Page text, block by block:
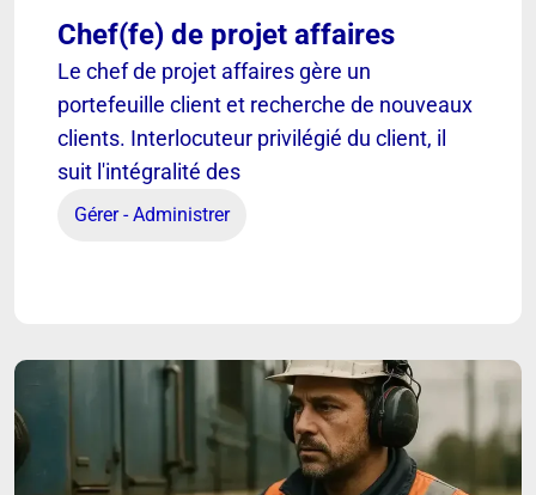
Chef(fe) de projet affaires
Le chef de projet affaires gère un
portefeuille client et recherche de nouveaux
clients. Interlocuteur privilégié du client, il
suit l'intégralité des
Gérer - Administrer
[ VOIR ]
Chef(fe) de projet affaires